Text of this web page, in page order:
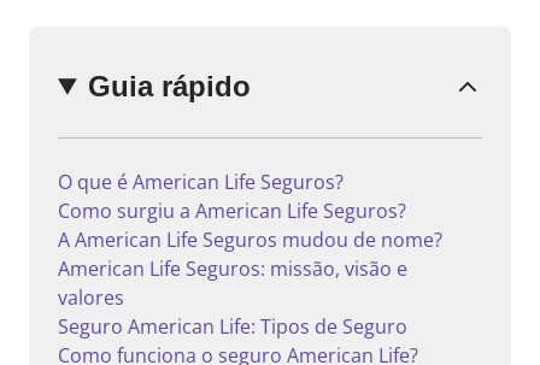
Guia rápido
O que é American Life Seguros?
Como surgiu a American Life Seguros?
A American Life Seguros mudou de nome?
American Life Seguros: missão, visão e
valores
Seguro American Life: Tipos de Seguro
Como funciona o seguro American Life?